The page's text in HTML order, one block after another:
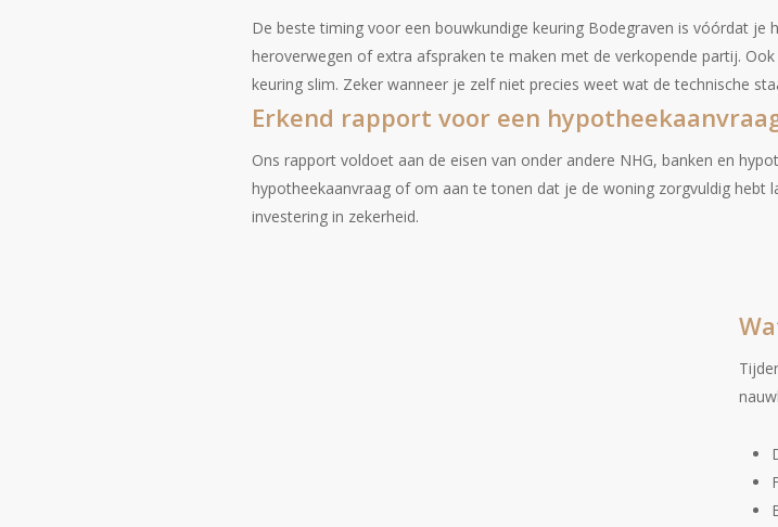
De beste timing voor een bouwkundige keuring Bodegraven is vóórdat
heroverwegen of extra afspraken te maken met de verkopende partij.
keuring slim. Zeker wanneer je zelf niet precies weet wat de technische
Erkend rapport voor een
Ons rapport voldoet aan de eisen van onder andere NHG, banken en
hypotheekaanvraag of om aan te tonen dat je de woning zorgvuldig hebt
investering in zekerheid.